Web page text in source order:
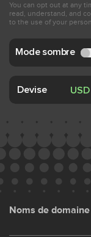
You can opt out at any
read, understand, and
to the use of your
Mode sombre
Devise
Noms de domaine